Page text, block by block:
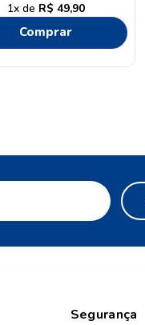
1 R$ 49,90
Comprar
Segurança